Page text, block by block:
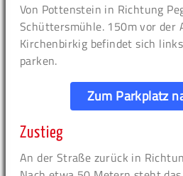
Von Pottenstein in Richtung
Schüttersmühle. 150m vor der
Kirchenbirkig befindet sich
parken.
Zum Parkplatz
Zustieg
An der Straße zurück in